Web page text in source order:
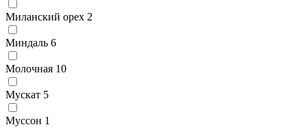
Миланский орех 2
Миндаль 6
Молочная 10
Мускат 5
Муссон 1